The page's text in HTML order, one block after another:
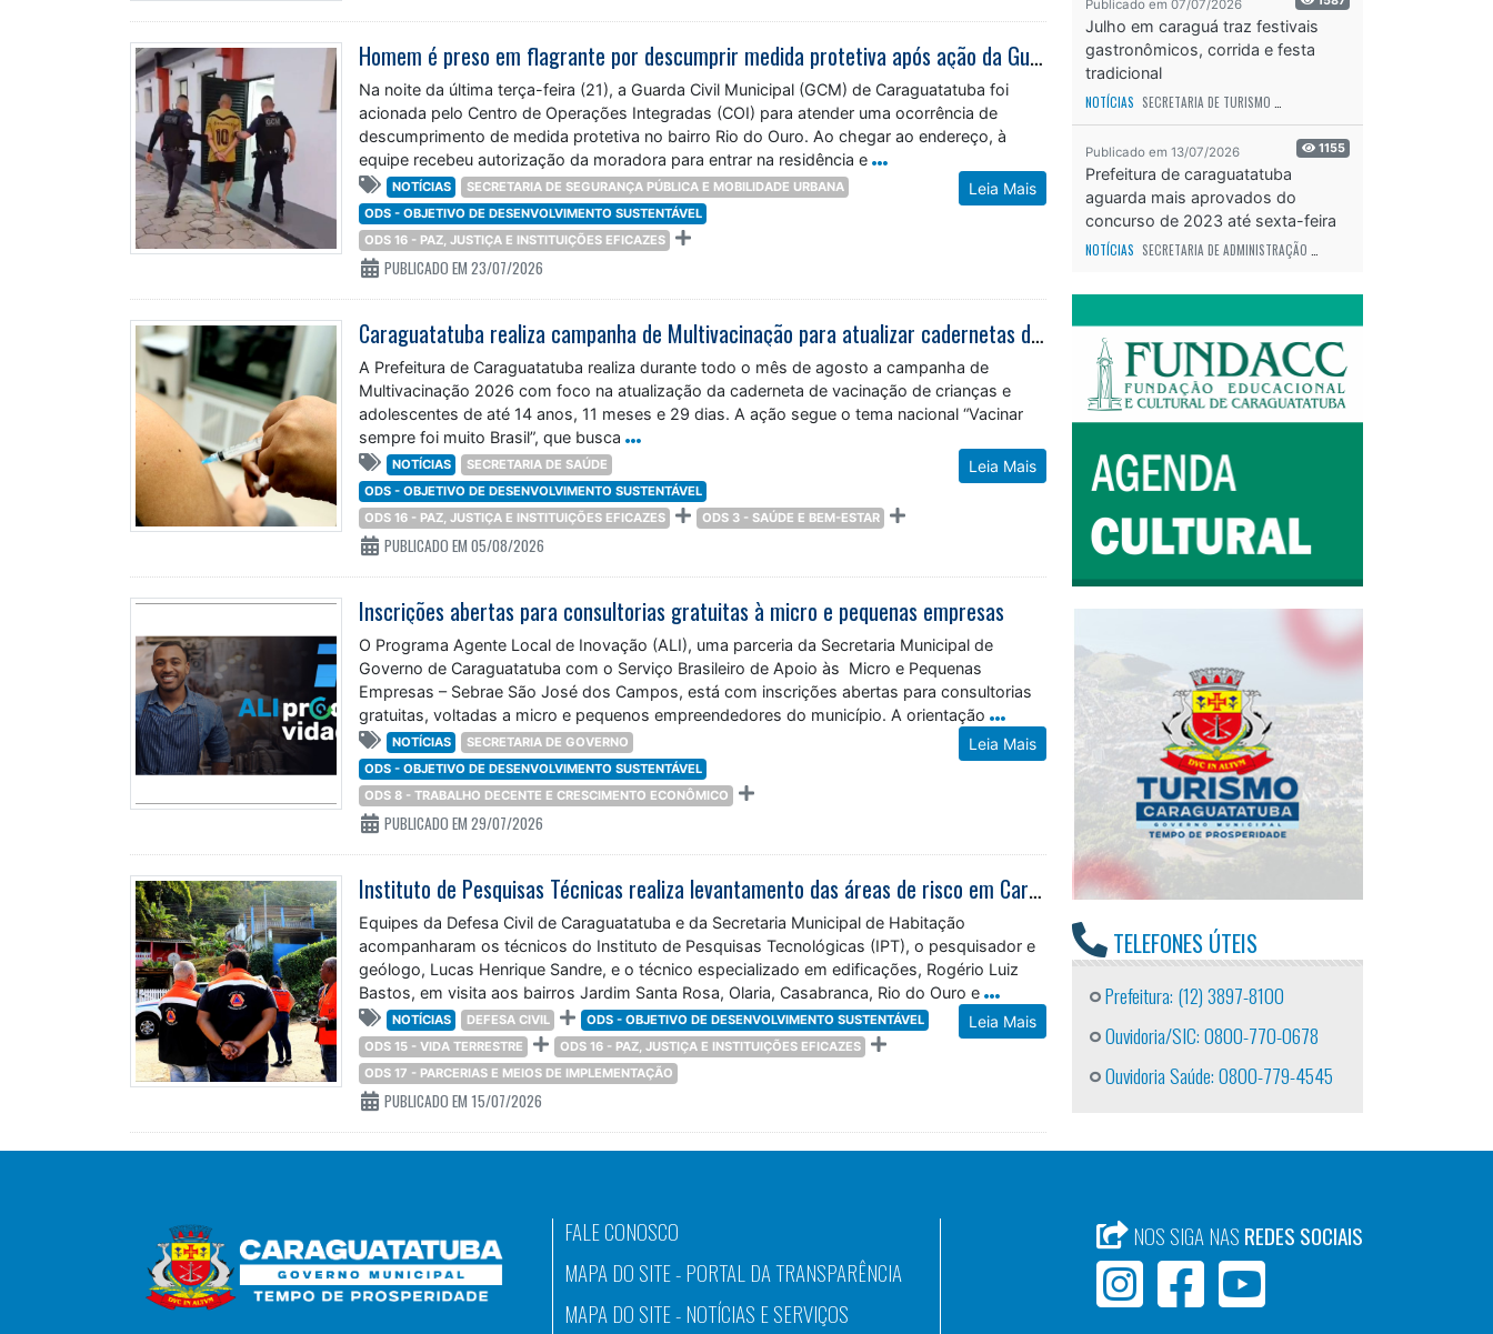
Homem é preso em flagrante por descumprir medida protetiva após ação da Guarda Municipal em Caraguatatuba
Na noite da última terça-feira (21), a Guarda Civil Municipal (GCM) de Caraguatatuba foi
acionada pelo Centro de Operações Integradas (COI) para atender uma ocorrência de
descumprimento de medida protetiva no bairro Rio do Ouro. Ao chegar ao endereço, à
equipe recebeu autorização da moradora para entrar na residência e
Leia Mais
NOTÍCIAS
SECRETARIA DE SEGURANÇA PÚBLICA E MOBILIDADE URBANA
ODS - OBJETIVO DE DESENVOLVIMENTO SUSTENTÁVEL
ODS 16 - PAZ, JUSTIÇA E INSTITUIÇÕES EFICAZES
PUBLICADO EM 23/07/2026
Caraguatatuba realiza campanha de Multivacinação para atualizar cadernetas durante mês de agosto
A Prefeitura de Caraguatatuba realiza durante todo o mês de agosto a campanha de
Multivacinação 2026 com foco na atualização da caderneta de vacinação de crianças e
adolescentes de até 14 anos, 11 meses e 29 dias. A ação segue o tema nacional “Vacinar
sempre foi muito Brasil”, que busca
Leia Mais
NOTÍCIAS
SECRETARIA DE SAÚDE
ODS - OBJETIVO DE DESENVOLVIMENTO SUSTENTÁVEL
ODS 16 - PAZ, JUSTIÇA E INSTITUIÇÕES EFICAZES
ODS 3 - SAÚDE E BEM-ESTAR
PUBLICADO EM 05/08/2026
Inscrições abertas para consultorias gratuitas à micro e pequenas empresas
O Programa Agente Local de Inovação (ALI), uma parceria da Secretaria Municipal de
Governo de Caraguatatuba com o Serviço Brasileiro de Apoio às Micro e Pequenas
Empresas – Sebrae São José dos Campos, está com inscrições abertas para consultorias
gratuitas, voltadas a micro e pequenos empreendedores do município. A orientação
Leia Mais
NOTÍCIAS
SECRETARIA DE GOVERNO
ODS - OBJETIVO DE DESENVOLVIMENTO SUSTENTÁVEL
ODS 8 - TRABALHO DECENTE E CRESCIMENTO ECONÔMICO
PUBLICADO EM 29/07/2026
Instituto de Pesquisas Técnicas realiza levantamento das áreas de risco em Caraguatatuba
Equipes da Defesa Civil de Caraguatatuba e da Secretaria Municipal de Habitação
acompanharam os técnicos do Instituto de Pesquisas Tecnológicas (IPT), o pesquisador e
geólogo, Lucas Henrique Sandre, e o técnico especializado em edificações, Rogério Luiz
Bastos, em visita aos bairros Jardim Santa Rosa, Olaria, Casabranca, Rio do Ouro e
Leia Mais
NOTÍCIAS DEFESA CIVIL
ODS - OBJETIVO DE DESENVOLVIMENTO SUSTENTÁVEL
ODS 15 - VIDA TERRESTRE
ODS 16 - PAZ, JUSTIÇA E INSTITUIÇÕES EFICAZES
ODS 17 - PARCERIAS E MEIOS DE IMPLEMENTAÇÃO
PUBLICADO EM 15/07/2026
Publicado em 07/07/2026
Julho em caraguá traz festivais
gastronômicos, corrida e festa
tradicional
NOTÍCIAS SECRETARIA DE TURISMO
Publicado em 13/07/2026 1155
Prefeitura de caraguatatuba
aguarda mais aprovados do
concurso de 2023 até sexta-feira
(17)
NOTÍCIAS SECRETARIA DE ADMINISTRAÇÃO
TELEFONES ÚTEIS
Prefeitura: (12) 3897-8100
Ouvidoria/SIC: 0800-770-0678
Ouvidoria Saúde: 0800-779-4545
FALE CONOSCO
MAPA DO SITE - PORTAL DA TRANSPARÊNCIA
MAPA DO SITE - NOTÍCIAS E SERVIÇOS
NOS SIGA NAS REDES SOCIAIS